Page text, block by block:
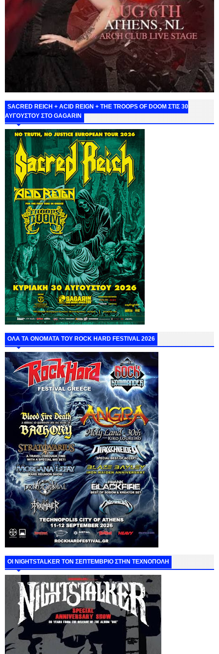
SACRED REICH + ACID REIGN + THE TROOPS OF DOOM ΣΤΙΣ 30
ΑΥΓΟΥΣΤΟΥ ΣΤΟ GAGARIN
ΟΛΑ ΤΑ ΟΝΟΜΑΤΑ ΤΟΥ ROCK HARD FESTIVAL 2026
ΟΙ NIGHTSTALKER ΤΟΝ ΣΕΠΤΕΜΒΡΙΟ ΣΤΗΝ ΤΕΧΝΟΠΟΛΗ